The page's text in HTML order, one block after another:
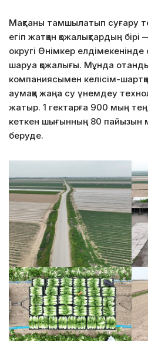
Мақтаны тамшылатып суғару
егіп жатқан қожалықтардың
округі Өнімкер
шаруа қожалығы. Мұнда
компаниясымен келісім-
аумаққа жаңа су үнемдеу
жатыр. 1 гектарға 900 мың
кеткен шығынның 80 пайызын
беруде.